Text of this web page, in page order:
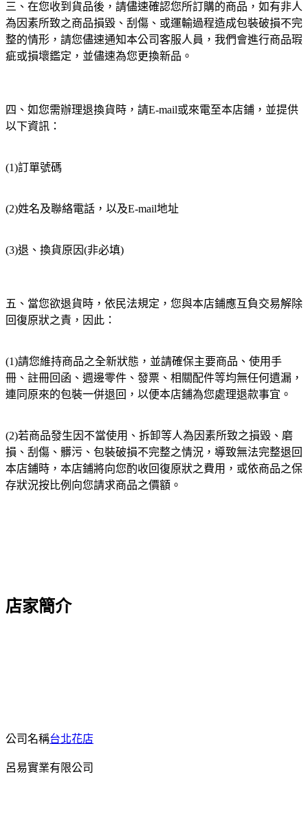
三、在您收到貨品後，請儘速確認您所訂購的商品，如有非人
為因素所致之商品損毀、刮傷、或運輸過程造成包裝破損不完
整的情形，請您儘速通知本公司客服人員，我們會進行商品瑕
疵或損壞鑑定，並儘速為您更換新品。
四、如您需辦理退換貨時，請E-mail或來電至本店鋪，並提供
以下資訊：
(1)訂單號碼
(2)姓名及聯絡電話，以及E-mail地址
(3)退、換貨原因(非必填)
五、當您欲退貨時，依民法規定，您與本店鋪應互負交易解除
回復原狀之責，因此：
(1)請您維持商品之全新狀態，並請確保主要商品、使用手
冊、註冊回函、週邊零件、發票、相關配件等均無任何遺漏，
連同原來的包裝一併退回，以便本店鋪為您處理退款事宜。
(2)若商品發生因不當使用、拆卸等人為因素所致之損毀、磨
損、刮傷、髒污、包裝破損不完整之情況，導致無法完整退回
本店鋪時，本店鋪將向您酌收回復原狀之費用，或依商品之保
存狀況按比例向您請求商品之價額。
店家簡介
公司名稱台北花店
呂易實業有限公司